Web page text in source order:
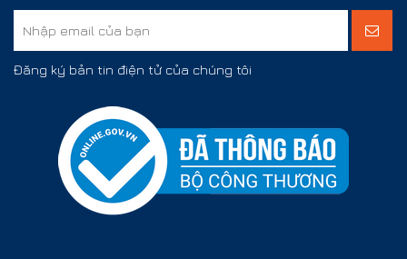
Đăng ký bản tin điện tử của chúng tôi